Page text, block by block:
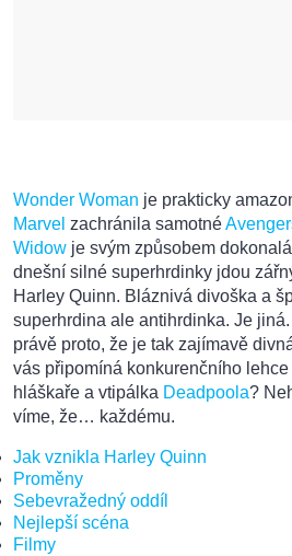
Wonder Woman je prakticky
Marvel zachránila samotné
Widow je svým způsobem
dnešní silné superhrdinky jdou
Harley Quinn. Bláznivá divoška a
superhrdina ale antihrdinka. Je
právě proto, že je tak zajímavě
vás připomíná konkurenčního
hláškaře a vtipálka Deadpoola?
víme, že… každému.
Jak vznikla Harley Quinn
Proměny
Sebevražedný oddíl
Nejlepší scéna
Filmy